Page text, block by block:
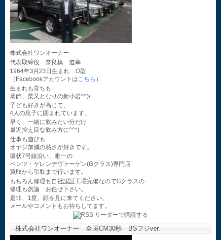
株式会社ワンオーナー
代表取締役 奈良橋 道幸
1964年3月23日生まれ O型
（Facebookアカウントはこちら ）
生まれも育ちも
葛飾、柴又となりの新小岩^^)/
子ども好きが高じて、
4人の息子に囲まれています。
早く、一緒に飲みたい分だけ
最近控え目な飲み方に^^*)
仕事も遊びも
オヤジ加減の熱さが好きです。
環状7号線沿い、唯一の
ベンツ・ゲレンデヴァーゲン(Gクラス)専門店
買取から引取まで行います。
もちろん修理も自社認証工場完備なのでGクラスの
修理も勿論 お任せ下さい。
是非、1度、顔を見に来てください。
メールやコメントもお待ちしてます。
株式会社ワンオーナー 全国CM30秒 BSフジver.